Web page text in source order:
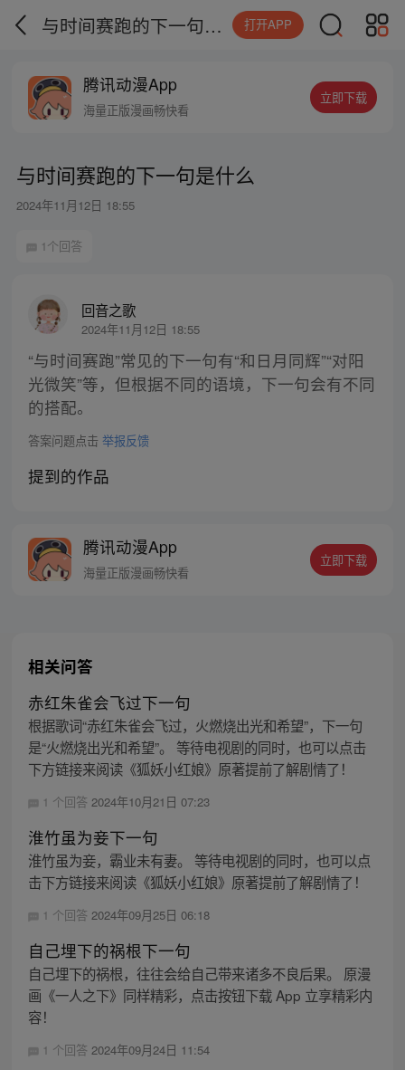
与时间赛跑的下一句是什么 打开APP
腾讯动漫App
海量正版漫画畅快看
立即下载
与时间赛跑的下一句是什么
2024年11月12日 18:55
1个回答
回音之歌
2024年11月12日 18:55
“与时间赛跑”常见的下一句有“和日月同辉”“对阳
光微笑”等，但根据不同的语境，下一句会有不同
的搭配。
答案问题点击 举报反馈
提到的作品
腾讯动漫App
海量正版漫画畅快看
立即下载
相关问答
赤红朱雀会飞过下一句
根据歌词“赤红朱雀会飞过，火燃烧出光和希望”，下一句
是“火燃烧出光和希望”。 等待电视剧的同时，也可以点击
下方链接来阅读《狐妖小红娘》原著提前了解剧情了！
1 个回答 2024年10月21日 07:23
淮竹虽为妾下一句
淮竹虽为妾，霸业未有妻。 等待电视剧的同时，也可以点
击下方链接来阅读《狐妖小红娘》原著提前了解剧情了！
1 个回答 2024年09月25日 06:18
自己埋下的祸根下一句
自己埋下的祸根，往往会给自己带来诸多不良后果。 原漫
画《一人之下》同样精彩，点击按钮下载 App 立享精彩内
容！
1 个回答 2024年09月24日 11:54